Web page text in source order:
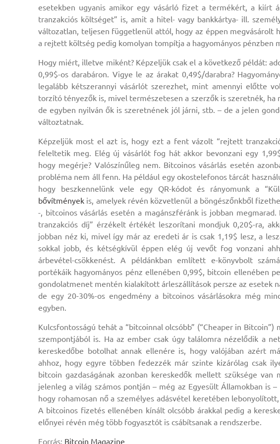
esetekben ugyanis amikor egy vásárló fizet a termékért, a
tranzakciós költséget” is, amit a hitel- vagy bankkártya- ill.
változatlan, teljesen függetlenül attól, hogy az éppen megvásárolt
a rejtett költség pedig komolyan tompítja a hagyományos pénzben
Hogy miért, illetve miként? Képzeljük csak el a következő példát:
0,99$-os darabáron. Vigye le az árakat 0,49$/darabra?
legalább kétszerannyi vásárlót szerezhet, mint amennyi előtte
torzító tényezők is, mivel természetesen a szerzők is szeretnék, ha
de egyben nyilván ők is szeretnének jól járni, stb. – de a jelen
változtatnak.
Képzeljük most el azt is, hogy ezt a fent vázolt “rejtett
feleltetik meg. Elég új vásárlót fog hát akkor bevonzani egy
hogy megérje? Valószínűleg nem. Bitcoinos vásárlás esetén
probléma nem áll fenn. Ha például egy okostelefonos tárcát
hogy beszkennelünk vele egy QR-kódot és rányomunk a
bővítmények is, amelyek révén közvetlenül a böngészőnkből
-, bitcoinos vásárlás esetén a magánszféránk is jobban
tranzakciós díj” érzékelt értékét leszorítani mondjuk 0,20$-ra,
jobban néz ki, mivel így már az eredeti ár is csak 1,19$ lesz, a
sokkal jobb, és kétségkívül éppen elég új vevőt fog vonzani
árbevétel-csökkenést. A példánkban említett e-könyvbolt
portékáik hagyományos pénz ellenében 0,99$, bitcoin ellenében
gondolatmenet mentén kialakított árleszállítások persze az esetek
de egy 20-30%-os engedmény a bitcoinos vásárlásokra még
egyben.
Kulcsfontosságú tehát a “bitcoinnal olcsóbb” (“Cheaper in
szempontjából is. Ha az ember csak úgy találomra nézelődik a
kereskedőbe botolhat annak ellenére is, hogy valójában azért
ahhoz, hogy egyre többen fedezzék már szinte kizárólag csak
bitcoin gazdaságának azonban kereskedők mellett szüksége
jelenleg a világ számos pontján – még az Egyesült Államokban is
hogy rohamosan nő a személyes adásvétel keretében
A bitcoinos fizetés ellenében kínált olcsóbb árakkal pedig a
előnyei révén még több fogyasztót is csábítsanak a rendszerbe.
Forrás: Bitcoin Magazine